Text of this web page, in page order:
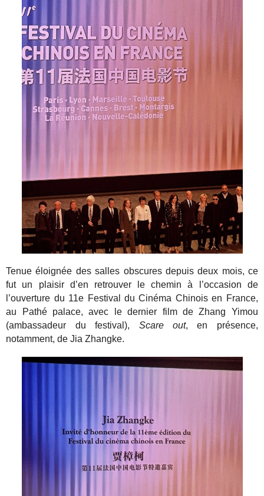
Tenue éloignée des salles obscures depuis deux mois, ce
fut un plaisir d’en retrouver le chemin à l’occasion de
l’ouverture du 11e Festival du Cinéma Chinois en France,
au Pathé palace, avec le dernier film de Zhang Yimou
(ambassadeur du festival), Scare out, en présence,
notamment, de Jia Zhangke.